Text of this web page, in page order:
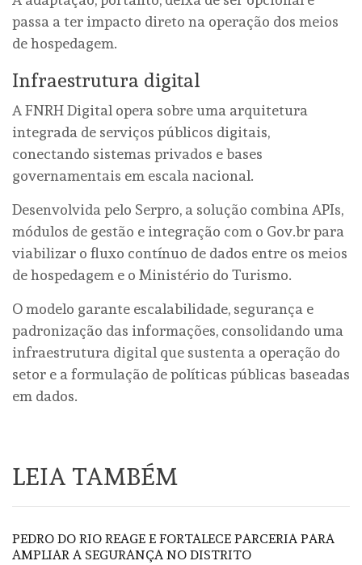
passa a ter impacto direto na operação dos meios
de hospedagem.
Infraestrutura digital
A FNRH Digital opera sobre uma arquitetura
integrada de serviços públicos digitais,
conectando sistemas privados e bases
governamentais em escala nacional.
Desenvolvida pelo Serpro, a solução combina APIs,
módulos de gestão e integração com o Gov.br para
viabilizar o fluxo contínuo de dados entre os meios
de hospedagem e o Ministério do Turismo.
O modelo garante escalabilidade, segurança e
padronização das informações, consolidando uma
infraestrutura digital que sustenta a operação do
setor e a formulação de políticas públicas baseadas
em dados.
LEIA TAMBÉM
PEDRO DO RIO REAGE E FORTALECE PARCERIA PARA
AMPLIAR A SEGURANÇA NO DISTRITO